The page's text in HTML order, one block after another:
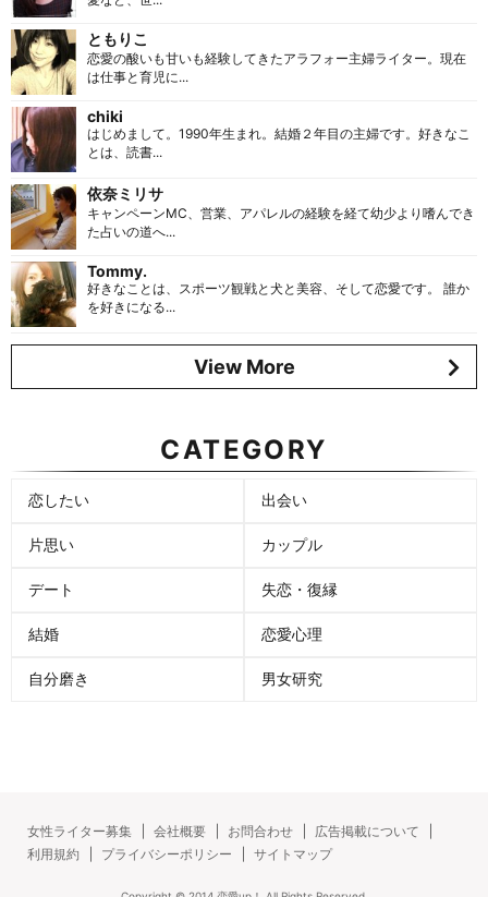
ともりこ
恋愛の酸いも甘いも経験してきたアラフォー主婦ライター。現在
は仕事と育児に...
chiki
はじめまして。1990年生まれ。結婚２年目の主婦です。好きなこ
とは、読書...
依奈ミリサ
キャンペーンMC、営業、アパレルの経験を経て幼少より嗜んでき
た占いの道へ...
Tommy.
好きなことは、スポーツ観戦と犬と美容、そして恋愛です。 誰か
を好きになる...
View More
CATEGORY
恋したい 出会い
片思い カップル
デート 失恋・復縁
結婚 恋愛心理
自分磨き 男女研究
女性ライター募集 会社概要 お問合わせ
広告掲載について
利用規約
プライバシーポリシー サイトマップ